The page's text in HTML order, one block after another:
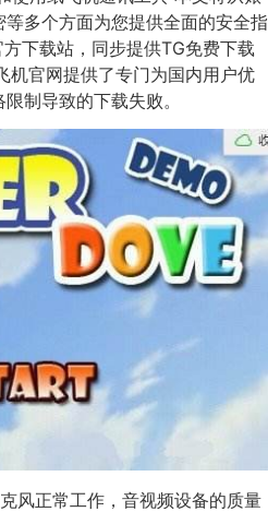
多个方面为您提供全面的安全指
下载站，同步提供TG免费下载
机官网提供了专门为国内用户优
制导致的下载失败。
风正常工作，音视频设备的质量